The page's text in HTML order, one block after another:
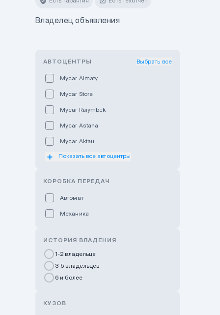
Владелец объявления
АВТОЦЕНТРЫ Выбрать все
Mycar Almaty
Mycar Store
Mycar Raiymbek
Mycar Astana
Mycar Aktau
Mycar Uralsk
GWM Nurly Zhol
Chery Astana
Показать все автоцентры
КОРОБКА ПЕРЕДАЧ
Автомат
Механика
ИСТОРИЯ ВЛАДЕНИЯ
1-2 владельца
3-5 владельцев
6 и более
КУЗОВ